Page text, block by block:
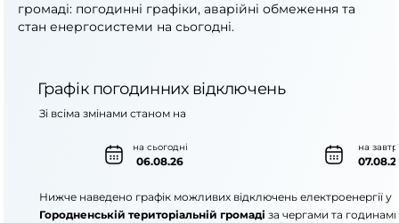
громаді: погодинні графіки, аварійні обмеження та
стан енергосистеми на сьогодні.
Графік погодинних відключень
на сьогодні
06.08.26
на
Зі всіма змінами станом на
Нижче наведено графік можливих відключень електроенергії у
Городненській територіальній громаді за чергами та